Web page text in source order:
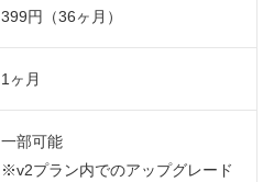
399円（36ヶ月）
1ヶ月
一部可能
※v2プラン内でのアップグレード